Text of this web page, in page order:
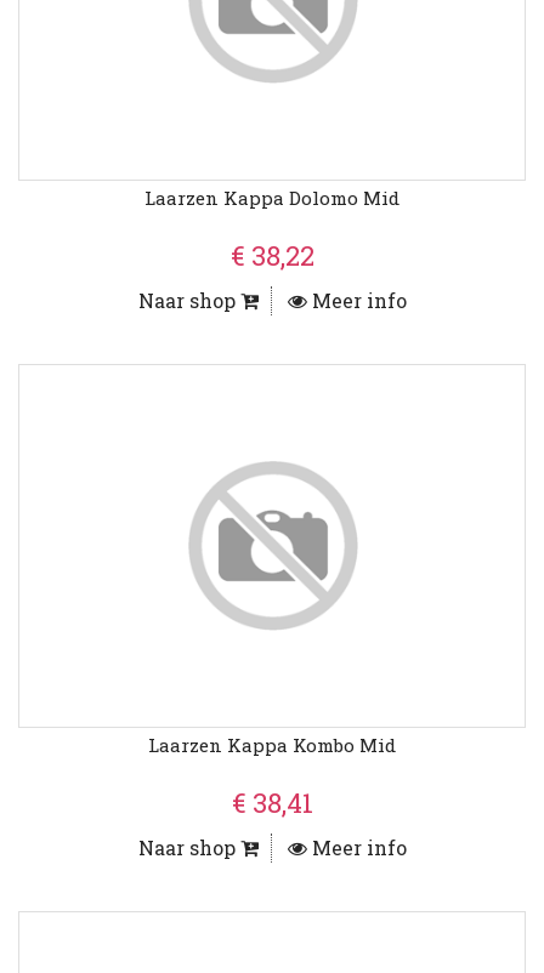
Laarzen Kappa Dolomo Mid
€ 38,22
Naar shop Meer info
Laarzen Kappa Kombo Mid
€ 38,41
Naar shop Meer info